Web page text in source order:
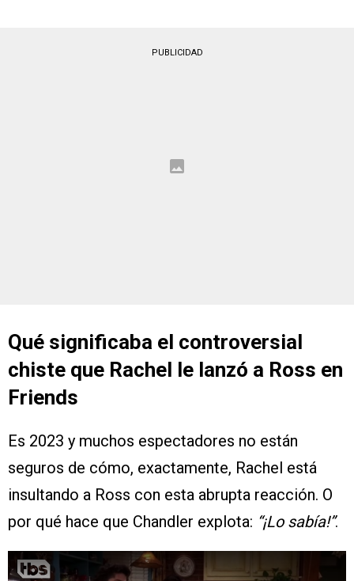
PUBLICIDAD
Qué significaba el controversial
chiste que Rachel le lanzó a Ross en
Friends
Es 2023 y muchos espectadores no están
seguros de cómo, exactamente, Rachel está
insultando a Ross con esta abrupta reacción. O
por qué hace que Chandler explota: “¡Lo sabía!”.